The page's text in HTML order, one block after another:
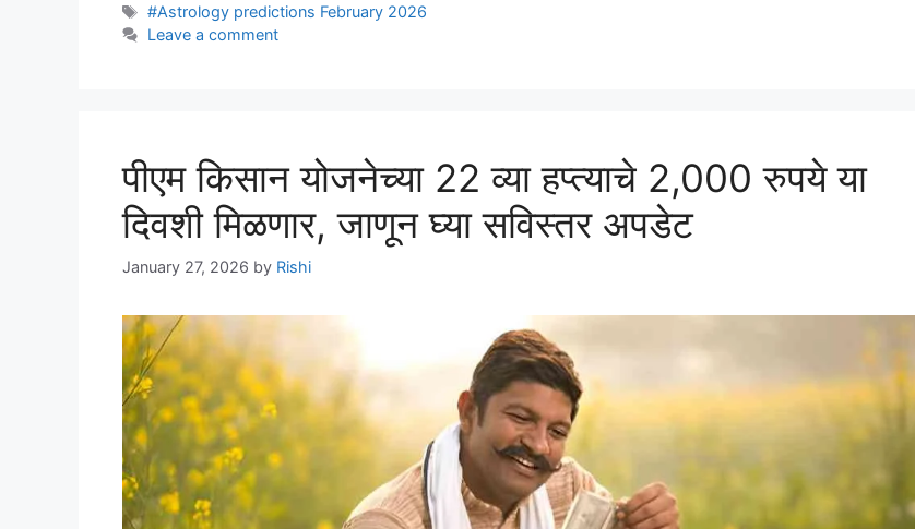
Tags
#Astrology predictions February 2026
Leave a comment
पीएम किसान योजनेच्या 22 व्या हप्त्याचे 2,000 रुपये या
दिवशी मिळणार, जाणून घ्या सविस्तर अपडेट
January 27, 2026 by Rishi